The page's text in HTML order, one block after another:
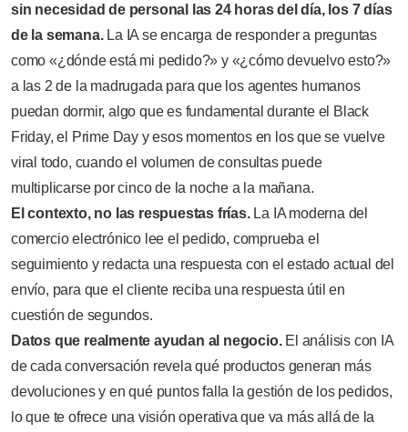
sin necesidad de personal las 24 horas del día, los 7 días
de la semana. La IA se encarga de responder a preguntas
como «¿dónde está mi pedido?» y «¿cómo devuelvo esto?»
a las 2 de la madrugada para que los agentes humanos
puedan dormir, algo que es fundamental durante el Black
Friday, el Prime Day y esos momentos en los que se vuelve
viral todo, cuando el volumen de consultas puede
multiplicarse por cinco de la noche a la mañana.
El contexto, no las respuestas frías. La IA moderna del
comercio electrónico lee el pedido, comprueba el
seguimiento y redacta una respuesta con el estado actual del
envío, para que el cliente reciba una respuesta útil en
cuestión de segundos.
Datos que realmente ayudan al negocio. El análisis con IA
de cada conversación revela qué productos generan más
devoluciones y en qué puntos falla la gestión de los pedidos,
lo que te ofrece una visión operativa que va más allá de la